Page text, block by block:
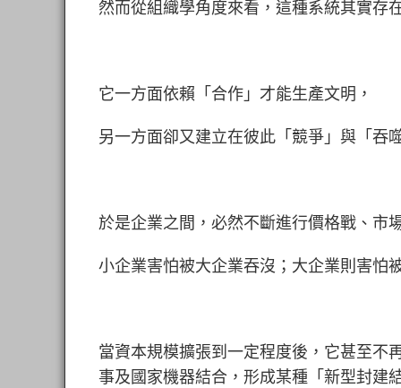
然而從組織學角度來看，這種系統其實存
它一方面依賴「合作」才能生產文明，
另一方面卻又建立在彼此 「競爭」與「吞
於是企業之間，必然不斷進行價格戰、市
小企業害怕被大企業吞沒；大企業則害怕
當資本規模擴張到一定程度後，它甚至不
事及國家機器結合，形成某種「新型封建